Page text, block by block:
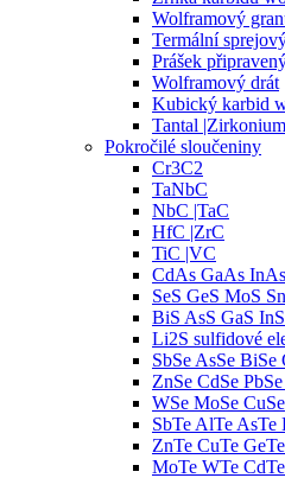
Wolframový
Termální
Prášek
Wolframový drát
Kubický karbid
Tantal |Zirkonium
Pokročilé sloučeniny
Cr3C2
TaNbC
NbC |TaC
HfC |ZrC
TiC |VC
CdAs GaAs
SeS GeS MoS
BiS AsS GaS
Li2S sulfidové
SbSe AsSe BiSe
ZnSe CdSe
WSe MoSe CuSe
SbTe AlTe AsTe
ZnTe CuTe
MoTe WTe